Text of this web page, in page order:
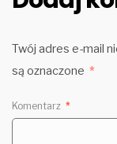
Twój adres e-mail
są oznaczone *
Komentarz *